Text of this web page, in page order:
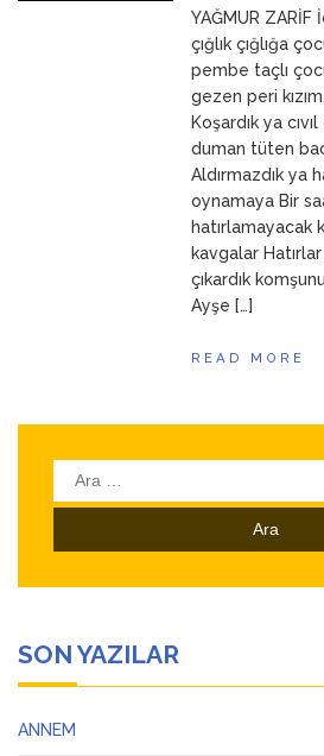
ANNEMYAĞMUR ZARİF
çığlık çığlığa
pembe taçlı
gezen peri
Koşardık ya
duman tüten
Aldırmazdık ya
oynamaya Bir
hatırlamayacak
kavgalar Hatırlar
çıkardık
Ayşe […]
READ MORE
Arama:
SON YAZILAR
ANNEM